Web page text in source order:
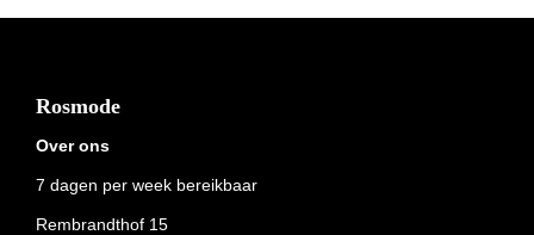
Footer
Rosmode
Over ons
7 dagen per week bereikbaar
Rembrandthof 15